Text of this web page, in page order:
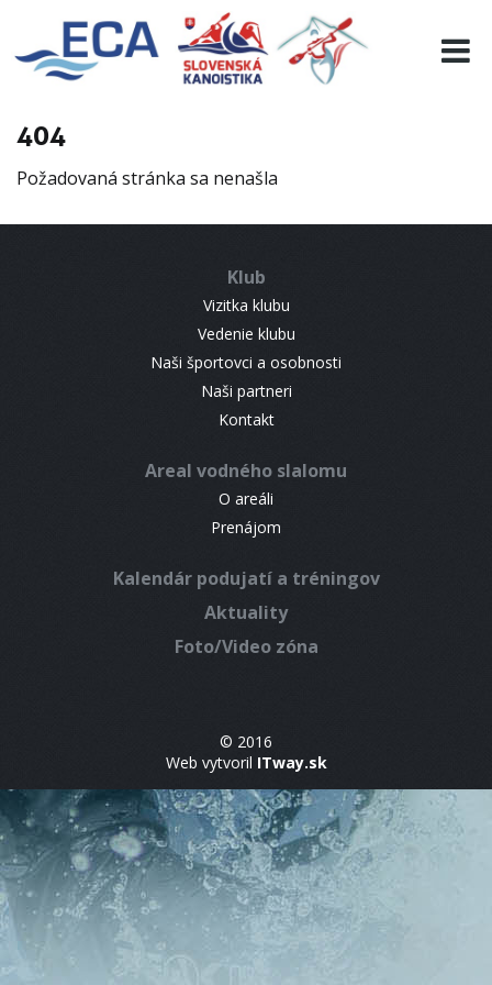
404
Požadovaná stránka sa nenašla
Klub
Vizitka klubu
Vedenie klubu
Naši športovci a osobnosti
Naši partneri
Kontakt
Areal vodného slalomu
O areáli
Prenájom
Kalendár podujatí a tréningov
Aktuality
Foto/Video zóna
© 2016
Web vytvoril ITway.sk
EURO 19
INFO
RESULTS
CONTACT